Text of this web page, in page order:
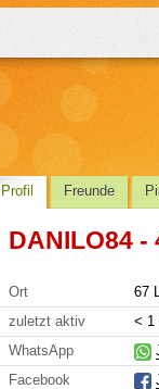
Profil Freunde
DANILO84 -
Ort
67
zuletzt aktiv
< 1
WhatsApp
Facebook